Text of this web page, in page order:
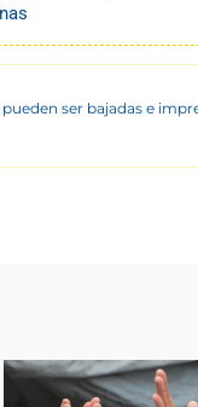
ser bajadas e